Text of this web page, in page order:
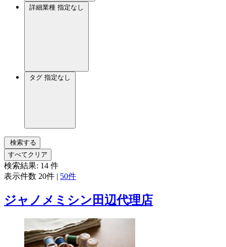
詳細業種 指定なし
タグ 指定なし
検索する
すべてクリア
検索結果: 14 件
表示件数 20件 | 50件
ジャノメミシン田辺代理店